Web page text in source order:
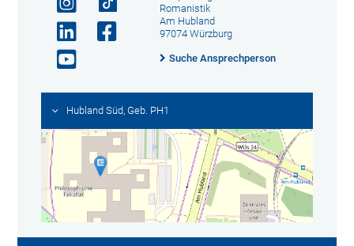
Romanistik
Am Hubland
97074 Würzburg
Suche Ansprechperson
Hubland Süd, Geb. PH1